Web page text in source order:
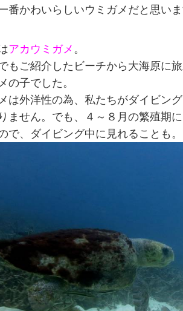
番かわいらしいウミガメだと思い
アカウミガメ 。
もご紹介したビーチから大海原に
の子でした。
は外洋性の為、私たちがダイビン
ません。でも、４～８月の繁殖期
で、ダイビング中に見れることも。